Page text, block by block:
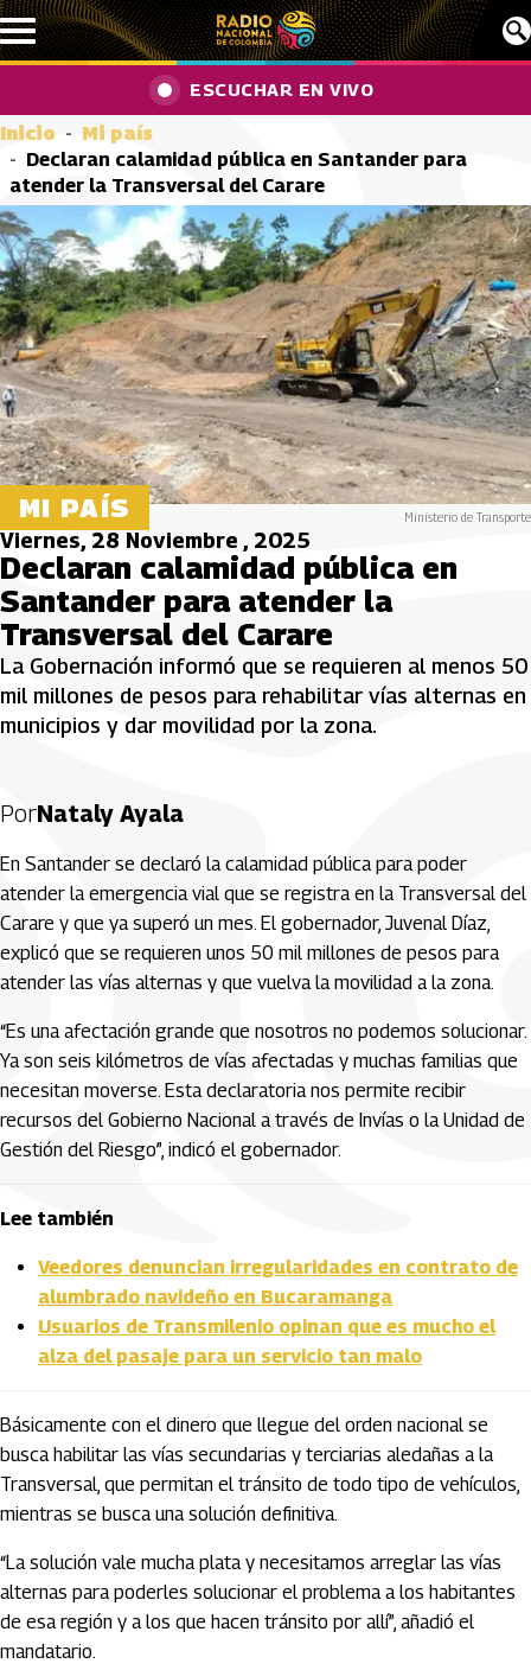
Pasar al contenido principal
ESCUCHAR EN VIVO
Inicio
Mi país
Declaran calamidad pública en Santander para
atender la Transversal del Carare
MI PAÍS Ministerio de Transporte
Viernes, 28 Noviembre , 2025
Declaran calamidad pública en
Santander para atender la
Transversal del Carare
La Gobernación informó que se requieren al menos 50
mil millones de pesos para rehabilitar vías alternas en
municipios y dar movilidad por la zona.
PorNataly Ayala
En Santander se declaró la calamidad pública para poder
atender la emergencia vial que se registra en la Transversal del
Carare y que ya superó un mes. El gobernador, Juvenal Díaz,
explicó que se requieren unos 50 mil millones de pesos para
atender las vías alternas y que vuelva la movilidad a la zona.
“Es una afectación grande que nosotros no podemos solucionar.
Ya son seis kilómetros de vías afectadas y muchas familias que
necesitan moverse. Esta declaratoria nos permite recibir
recursos del Gobierno Nacional a través de Invías o la Unidad de
Gestión del Riesgo”, indicó el gobernador.
Lee también
Veedores denuncian irregularidades en contrato de
alumbrado navideño en Bucaramanga
Usuarios de Transmilenio opinan que es mucho el
alza del pasaje para un servicio tan malo
Básicamente con el dinero que llegue del orden nacional se
busca habilitar las vías secundarias y terciarias aledañas a la
Transversal, que permitan el tránsito de todo tipo de vehículos,
mientras se busca una solución definitiva.
“La solución vale mucha plata y necesitamos arreglar las vías
alternas para poderles solucionar el problema a los habitantes
de esa región y a los que hacen tránsito por allí”, añadió el
mandatario.